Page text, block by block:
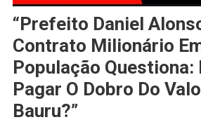
“Prefeito Daniel
Contrato Milionário
População Questiona:
Pagar O Dobro Do
Bauru?”